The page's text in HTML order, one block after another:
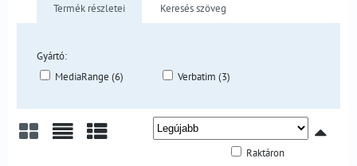
Termék részletei Keresés szöveg
Gyártó:
MediaRange (6)
Verbatim (3)
Raktáron